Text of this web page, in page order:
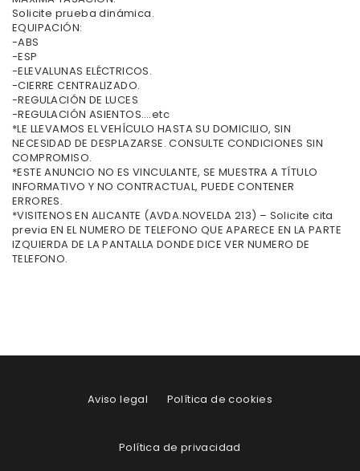
Solicite prueba dinámica.
EQUIPACIÓN:
-ABS
-ESP
-ELEVALUNAS ELÉCTRICOS.
-CIERRE CENTRALIZADO.
-REGULACIÓN DE LUCES
-REGULACIÓN ASIENTOS….etc
*LE LLEVAMOS EL VEHÍCULO HASTA SU DOMICILIO, SIN
NECESIDAD DE DESPLAZARSE. CONSULTE CONDICIONES SIN
COMPROMISO.
*ESTE ANUNCIO NO ES VINCULANTE, SE MUESTRA A TÍTULO
INFORMATIVO Y NO CONTRACTUAL, PUEDE CONTENER
ERRORES.
*VISITENOS EN ALICANTE (AVDA.NOVELDA 213) – Solicite cita
previa EN EL NUMERO DE TELEFONO QUE APARECE EN LA PARTE
IZQUIERDA DE LA PANTALLA DONDE DICE VER NUMERO DE
TELEFONO.
Aviso legal Política de cookies
Política de privacidad